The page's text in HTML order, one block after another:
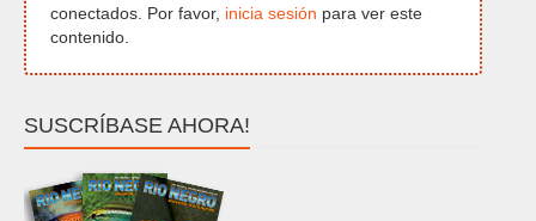
conectados. Por favor, inicia sesión para ver este
contenido.
SUSCRÍBASE AHORA!